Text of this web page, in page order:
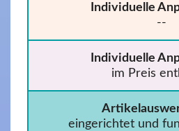
Individuelle
--
Individuelle
im Preis
eingerichtet und